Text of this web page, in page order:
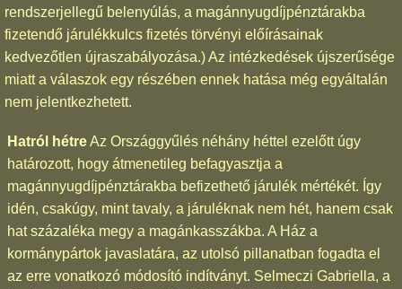
rendszerjellegű belenyúlás, a magánnyugdíjpénztárakba
fizetendő járulékkulcs fizetés törvényi előírásainak
kedvezőtlen újraszabályozása.) Az intézkedések újszerűsége
miatt a válaszok egy részében ennek hatása még egyáltalán
nem jelentkezhetett.
Hatról hétreAz Országgyűlés néhány héttel ezelőtt úgy
határozott, hogy átmenetileg befagyasztja a
magánnyugdíjpénztárakba befizethető járulék mértékét. Így
idén, csakúgy, mint tavaly, a járuléknak nem hét, hanem csak
hat százaléka megy a magánkasszákba. A Ház a
kormánypártok javaslatára, az utolsó pillanatban fogadta el
az erre vonatkozó módosító indítványt. Selmeczi Gabriella, a